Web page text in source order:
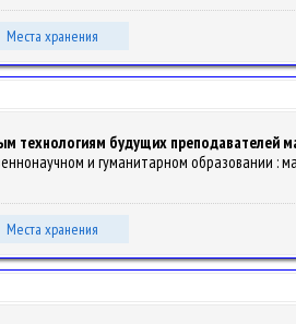
Места хранения
технологиям будущих преподавателей
и гуманитарном образовании
Места хранения